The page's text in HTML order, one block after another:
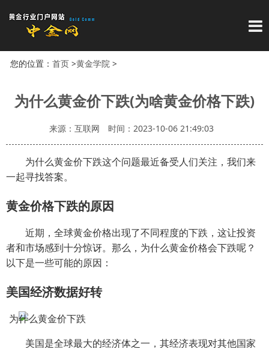
导
您的位置： 首页>黄金学院 >
为什么黄金价下跌(为啥黄金价格下跌)
来源：互联网 时间：2023-10-06 21:49:03
为什么黄金价下跌这个问题最近备受人们关注，我们来
一起寻找答案。
黄金价格下跌的原因
近期，全球黄金价格出现了不同程度的下跌，这让投资
者和市场感到十分惊讶。那么，为什么黄金价格会下跌呢？
以下是一些可能的原因：
美国经济数据好转
美国是全球最大的经济体之一，其经济表现对其他国家